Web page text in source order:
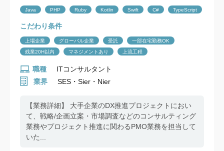
Java PHP Ruby Kotlin Swift C# TypeScript
こだわり条件
上場企業 グローバル企業 受託
一部在宅勤務OK
残業20H以内
マネジメントあり 上流工程
職種
ITコンサルタント
業界
SES・Sier・Nier
【業務詳細】 大手企業のDX推進プロジェクトにおい
て、戦略/企画立案・市場調査などのコンサルティング
業務やプロジェクト推進に関わるPMO業務を担当して
いた...